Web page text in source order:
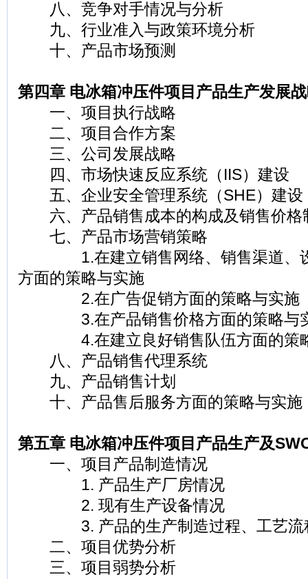
八、竞争对手情况与分析
九、行业准入与政策环境分析
十、产品市场预测
第四章 电冰箱冲压件项目产品生产发展
一、项目执行战略
二、项目合作方案
三、公司发展战略
四、市场快速反应系统（IIS）建设
五、企业安全管理系统（SHE）建设
六、产品销售成本的构成及销售价格
七、产品市场营销策略
1.在建立销售网络、销售渠道、设
方面的策略与实施
2.在广告促销方面的策略与实施
3.在产品销售价格方面的策略与
4.在建立良好销售队伍方面的策
八、产品销售代理系统
九、产品销售计划
十、产品售后服务方面的策略与实施
第五章 电冰箱冲压件项目产品生产及
一、项目产品制造情况
1. 产品生产厂房情况
2. 现有生产设备情况
3. 产品的生产制造过程、工艺流
二、项目优势分析
三、项目弱势分析